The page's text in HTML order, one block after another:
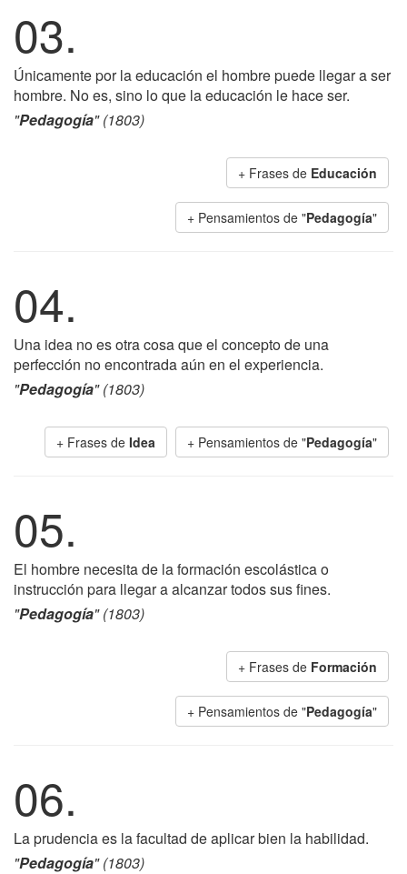
03.
Únicamente por la educación el hombre puede llegar a ser
hombre. No es, sino lo que la educación le hace ser.
"Pedagogía" (1803)
+ Frases de Educación
+ Pensamientos de "Pedagogía"
04.
Una idea no es otra cosa que el concepto de una
perfección no encontrada aún en el experiencia.
"Pedagogía" (1803)
+ Frases de Idea + Pensamientos de "Pedagogía"
05.
El hombre necesita de la formación escolástica o
instrucción para llegar a alcanzar todos sus fines.
"Pedagogía" (1803)
+ Frases de Formación
+ Pensamientos de "Pedagogía"
06.
La prudencia es la facultad de aplicar bien la habilidad.
"Pedagogía" (1803)